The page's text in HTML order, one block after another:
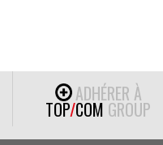
ADHÉRER À
TOP/COM GROUP